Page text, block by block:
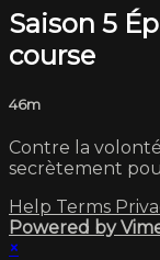
Saison 5
course
46m
Contre la
secrètement
Help Terms
Powered by
×